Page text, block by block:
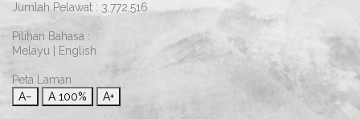
Jumlah Pelawat : 3,772,516
Pilihan Bahasa :
Melayu
English
Peta Laman
A−
A 100% A+